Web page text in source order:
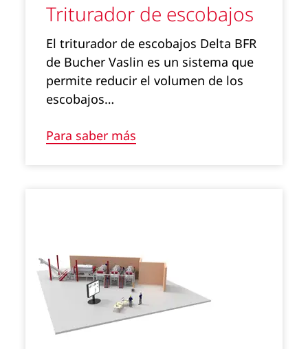
Triturador de escobajos
El triturador de escobajos Delta BFR
de Bucher Vaslin es un sistema que
permite reducir el volumen de los
escobajos…
Para saber más